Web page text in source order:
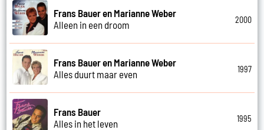
Frans Bauer en Marianne Weber
Alleen in een droom
2000
Frans Bauer en Marianne Weber
Alles duurt maar even
1997
Frans Bauer
Alles in het leven
1995